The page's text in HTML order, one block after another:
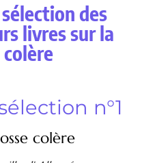
des
livres sur la
colère
n°1
colère